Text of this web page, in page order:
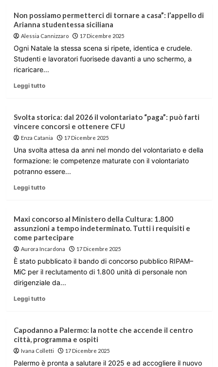
Non possiamo permetterci di tornare a casa”: l’appello di
Arianna studentessa siciliana
Alessia Cannizzaro 17 Dicembre 2025
Ogni Natale la stessa scena si ripete, identica e crudele.
Studenti e lavoratori fuorisede davanti a uno schermo, a
ricaricare...
Leggi tutto
Svolta storica: dal 2026 il volontariato “paga”: può farti
vincere concorsi e ottenere CFU
Enza Catania 17 Dicembre 2025
Una svolta attesa da anni nel mondo del volontariato e della
formazione: le competenze maturate con il volontariato
potranno essere...
Leggi tutto
Maxi concorso al Ministero della Cultura: 1.800
assunzioni a tempo indeterminato. Tutti i requisiti e
come partecipare
Aurora Incardona 17 Dicembre 2025
È stato pubblicato il bando di concorso pubblico RIPAM–
MiC per il reclutamento di 1.800 unità di personale non
dirigenziale da...
Leggi tutto
Capodanno a Palermo: la notte che accende il centro
città, programma e ospiti
Ivana Colletti 17 Dicembre 2025
Palermo è pronta a salutare il 2025 e ad accogliere il nuovo